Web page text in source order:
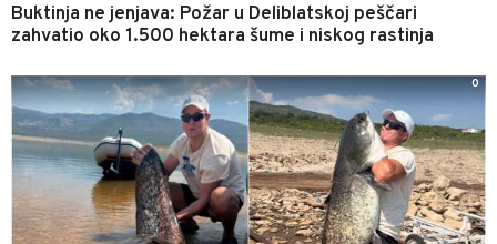
Buktinja ne jenjava: Požar u Deliblatskoj peščari
zahvatio oko 1.500 hektara šume i niskog rastinja
0